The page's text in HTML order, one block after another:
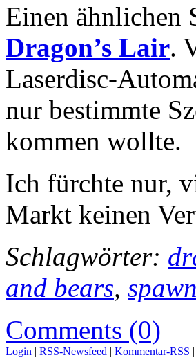
Einen ähnlichen
Dragon’s Lair.
Laserdisc-
nur bestimmte
kommen wollte.
Ich fürchte nur,
Markt keinen
Schlagwörter:
and bears, spawn
Comments (0)
Login | RSS-Newsfeed | Kommentar-RSS |